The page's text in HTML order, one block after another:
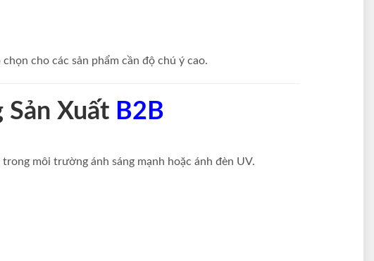
cho các sản phẩm cần độ chú ý cao.
Xuất B2B
môi trường ánh sáng mạnh hoặc ánh đèn UV.